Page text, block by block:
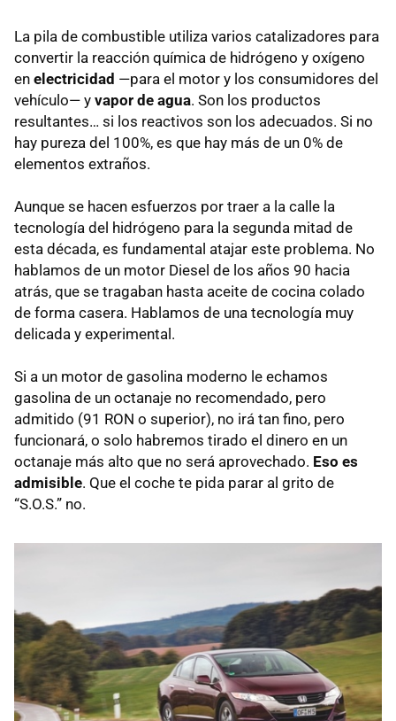
La pila de combustible utiliza varios catalizadores para
convertir la reacción química de hidrógeno y oxígeno
en electricidad —para el motor y los consumidores del
vehículo— y vapor de agua. Son los productos
resultantes… si los reactivos son los adecuados. Si no
hay pureza del 100%, es que hay más de un 0% de
elementos extraños.
Aunque se hacen esfuerzos por traer a la calle la
tecnología del hidrógeno para la segunda mitad de
esta década, es fundamental atajar este problema. No
hablamos de un motor Diesel de los años 90 hacia
atrás, que se tragaban hasta aceite de cocina colado
de forma casera. Hablamos de una tecnología muy
delicada y experimental.
Si a un motor de gasolina moderno le echamos
gasolina de un octanaje no recomendado, pero
admitido (91 RON o superior), no irá tan fino, pero
funcionará, o solo habremos tirado el dinero en un
octanaje más alto que no será aprovechado. Eso es
admisible. Que el coche te pida parar al grito de
“S.O.S.” no.